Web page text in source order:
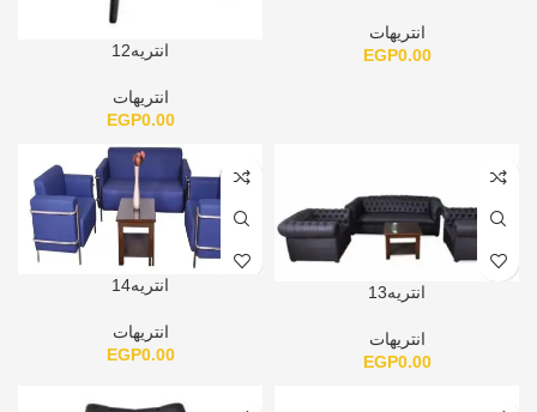
انتريهات
EGP0.00 انتريه12
انتريهات
EGP0.00
انتريه13
انتريهات
EGP0.00
انتريه14
انتريهات
EGP0.00